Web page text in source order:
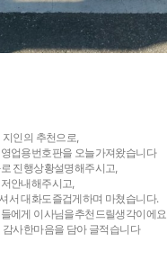
인의 추천으로,
업용번호판을 오늘가져왔습니다
진행상황설명해주시고,
안내해주시고,
서 대화도즐겁게하며 마쳤습니다.
에게 이사님을추천드릴생각이에요
사한마음을 담아 글적습니다